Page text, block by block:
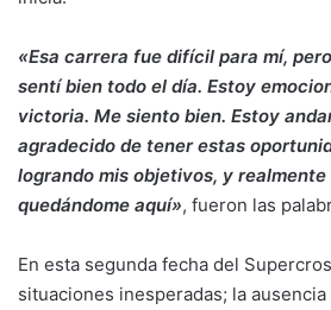
«Esa carrera fue difícil para mí,
sentí bien todo el día. Estoy
victoria. Me siento bien. Estoy
agradecido de tener estas
logrando mis objetivos, y
quedándome aquí», fueron las
En esta segunda fecha del
situaciones inesperadas; la